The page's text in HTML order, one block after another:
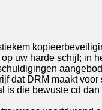
uw harde schijf; in
dat DRM maakt
die bewuste cd